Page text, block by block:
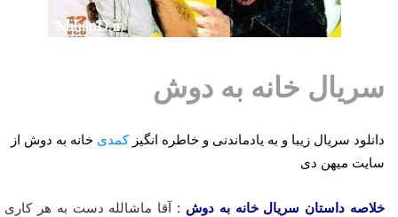
سریال خانه به دوش
دانلود سریال زیبا و به یادماندنی و خاطره انگیزکمدی خانه به دوش از
سایت میهن دی
خلاصه داستان سریال خانه به دوش : آقا ماشالله دست به هر کاری